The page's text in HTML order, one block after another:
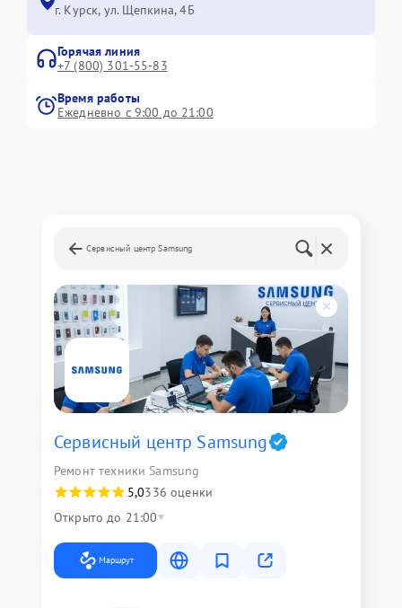
г. Курск, ул. Щепкина, 4Б
Горячая линия
+7 (800) 301-55-83
Время работы
Ежедневно с 9:00 до 21:00
Сервисный центр Samsung
Сервисный центр Samsung
Ремонт техники Samsung
5,0336 оценки
Открыто до 21:00
Маршрут